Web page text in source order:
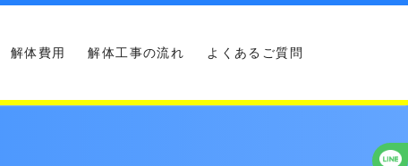
解体費用 解体工事の流れ よくあるご質問